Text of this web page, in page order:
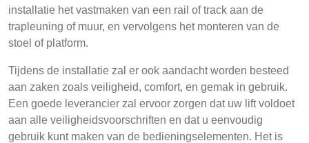
installatie het vastmaken van een rail of track aan de
trapleuning of muur, en vervolgens het monteren van de
stoel of platform.
Tijdens de installatie zal er ook aandacht worden besteed
aan zaken zoals veiligheid, comfort, en gemak in gebruik.
Een goede leverancier zal ervoor zorgen dat uw lift voldoet
aan alle veiligheidsvoorschriften en dat u eenvoudig
gebruik kunt maken van de bedieningselementen. Het is